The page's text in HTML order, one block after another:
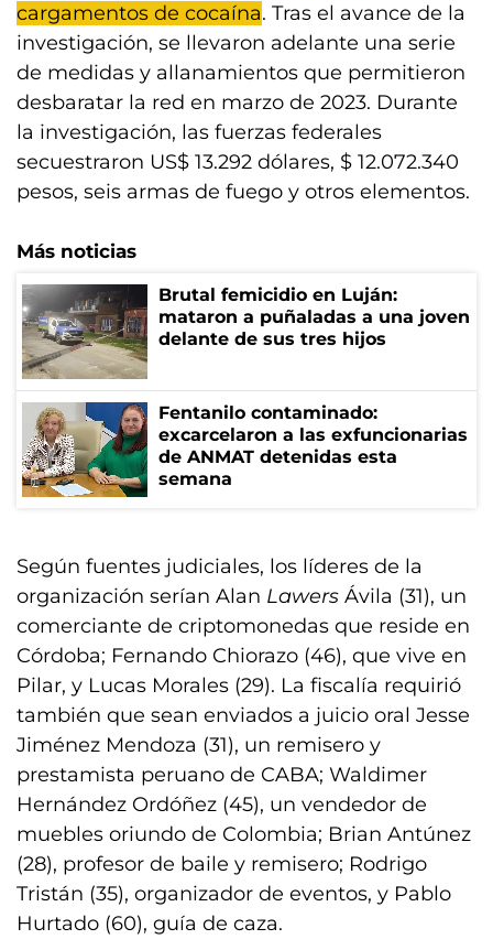
cargamentos de cocaína. Tras el avance de la
investigación, se llevaron adelante una serie
de medidas y allanamientos que permitieron
desbaratar la red en marzo de 2023. Durante
la investigación, las fuerzas federales
secuestraron US$ 13.292 dólares, $ 12.072.340
pesos, seis armas de fuego y otros elementos.
Más noticias
Brutal femicidio en Luján:
mataron a puñaladas a una joven
delante de sus tres hijos
Fentanilo contaminado:
excarcelaron a las exfuncionarias
de ANMAT detenidas esta
semana
Según fuentes judiciales, los líderes de la
organización serían Alan Lawers Ávila (31), un
comerciante de criptomonedas que reside en
Córdoba; Fernando Chiorazo (46), que vive en
Pilar, y Lucas Morales (29). La fiscalía requirió
también que sean enviados a juicio oral Jesse
Jiménez Mendoza (31), un remisero y
prestamista peruano de CABA; Waldimer
Hernández Ordóñez (45), un vendedor de
muebles oriundo de Colombia; Brian Antúnez
(28), profesor de baile y remisero; Rodrigo
Tristán (35), organizador de eventos, y Pablo
Hurtado (60), guía de caza.